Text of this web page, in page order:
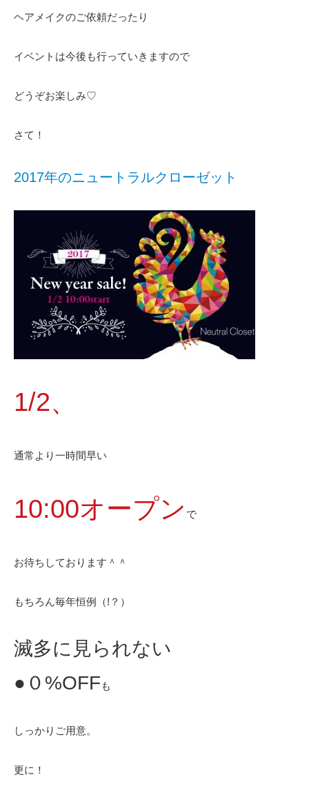
ヘアメイクのご依頼だったり
イベントは今後も行っていきますので
どうぞお楽しみ♡
さて！
2017年のニュートラルクローゼット
1/2、
通常より一時間早い
10:00オープン で
お待ちしております＾＾
もちろん毎年恒例（!？）
滅多に見られない
●０%OFF も
しっかりご用意。
更に！